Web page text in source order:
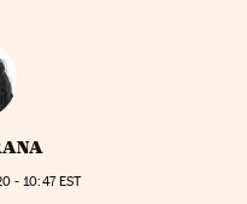
- 10:47EST